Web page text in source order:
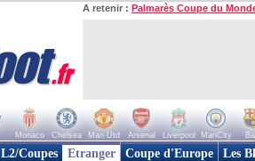
A retenir : Palmarès Coupe du
Monaco Chelsea Man Utd Arsenal Liverpool ManCity
L2/Coupes Etranger Coupe d'Europe Les